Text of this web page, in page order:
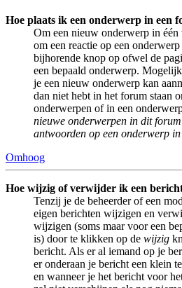
Hoe plaats ik een onderwerp in een
Om een nieuw onderwerp in
om een reactie op een
bijhorende knop op ofwel de
een bepaald onderwerp.
je een nieuw onderwerp kan
dan niet hebt in het forum staan
onderwerpen of in een
nieuwe onderwerpen in dit
antwoorden op een onderwerp
Omhoog
Hoe wijzig of verwijder ik een
Tenzij je de beheerder of een
eigen berichten wijzigen en
wijzigen (soms maar voor een
is) door te klikken op de wijzig
bericht. Als er al iemand op je
er onderaan je bericht een klein
en wanneer je het bericht voor